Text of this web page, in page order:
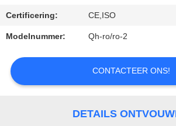
EEN
CITAAT
NIEUWS
GEVALLEN
Certificering: CE,ISO
Modelnummer: Qh-ro/ro-2
CONTACTEER ONS!
DETAILS